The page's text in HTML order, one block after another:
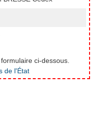
ci-dessous.